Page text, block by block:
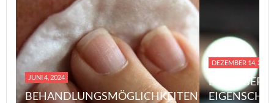
JUNI 4, 2024
BEHANDLUNGSMÖGLICHKEITEN
DEZEMBER 14, 2023
EINE